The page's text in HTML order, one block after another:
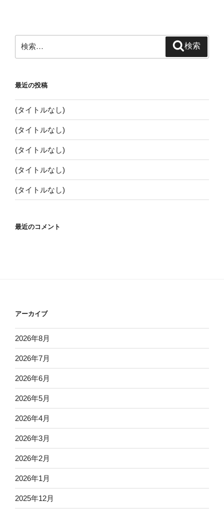
ン
検
索:
検索
最近の投稿
(タイトルなし)
(タイトルなし)
(タイトルなし)
(タイトルなし)
(タイトルなし)
最近のコメント
アーカイブ
2026年8月
2026年7月
2026年6月
2026年5月
2026年4月
2026年3月
2026年2月
2026年1月
2025年12月